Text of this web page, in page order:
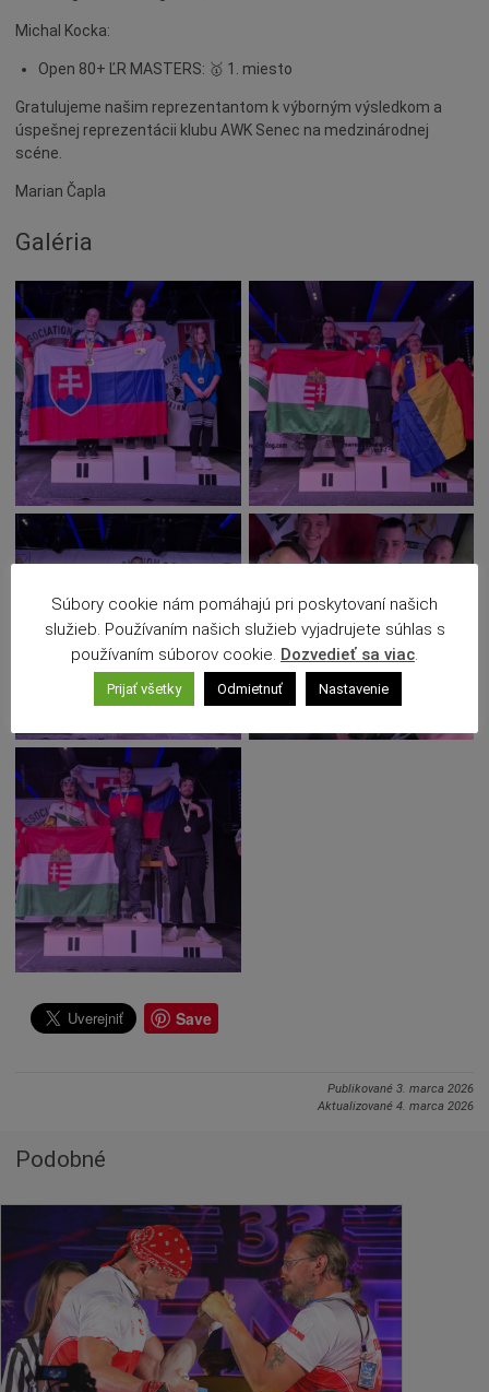
História
Turizmus
Slnečné jazerá
Zdravotníctvo
Rady a tipy
Benefícia
Dobrovoľníctvo
Benefícia
Duchovný život
EkoMesto
Tradície
Veda
Zvieratá
Súťaž
Michal Kocka:
Open 80+ ĽR MASTERS: 🥇 1. miesto
Gratulujeme našim reprezentantom k výborným výsledkom a
úspešnej reprezentácii klubu AWK Senec na medzinárodnej
scéne.
Marian Čapla
Galéria
Save
Publikované 3. marca 2026
Aktualizované 4. marca 2026
Podobné
Súbory cookie nám pomáhajú pri poskytovaní našich
služieb. Používaním našich služieb vyjadrujete súhlas s
používaním súborov cookie. Dozvedieť sa viac.
Prijať všetky Odmietnuť Nastavenie